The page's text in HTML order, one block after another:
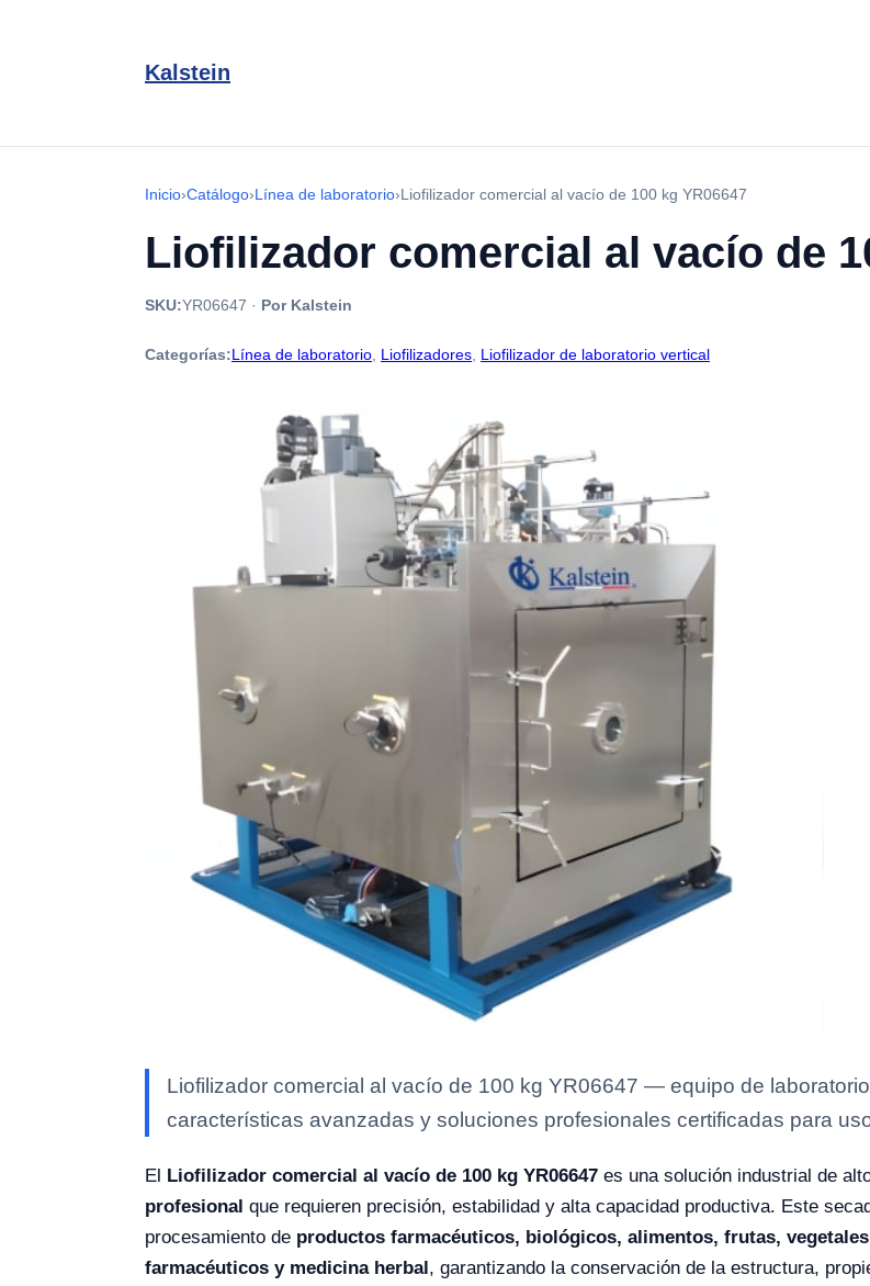
Kalstein
Inicio›Catálogo›Línea de laboratorio›Liofilizador comercial al vacío de 100 kg YR06647
Liofilizador comercial al vacío de
SKU:YR06647 · Por Kalstein
Categorías:Línea de laboratorio Liofilizadores Liofilizador de laboratorio vertical
Liofilizador comercial al vacío de 100 kg YR06647 — equipo de
características avanzadas y soluciones profesionales certificadas para
El Liofilizador comercial al vacío de 100 kg YR06647 es una solución industrial de
profesional que requieren precisión, estabilidad y alta capacidad productiva. Este
procesamiento de productos farmacéuticos, biológicos, alimentos, frutas,
farmacéuticos y medicina herbal, garantizando la conservación de la estructura,